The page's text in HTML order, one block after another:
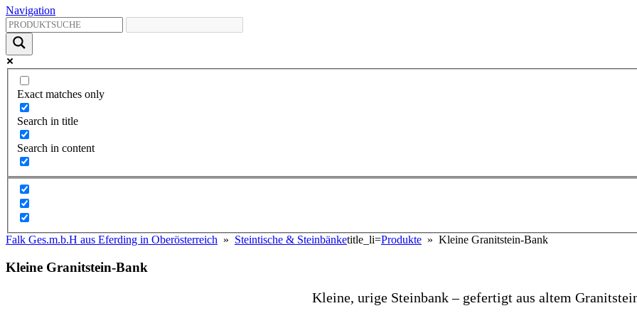
Navigation
Exact matches only
Search in title
Search in content
Falk Ges.m.b.H aus Eferding in Oberösterreich » Steintische & Steinbänketitle_li=Produkte » Kleine Granitstein-Bank
Kleine Granitstein-Bank
Kleine, urige Steinbank – gefertigt aus altem